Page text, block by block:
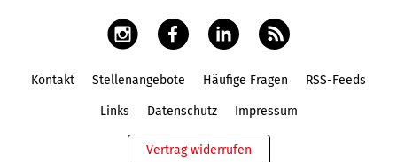
Kontakt Stellenangebote Häufige Fragen RSS-Feeds
Links Datenschutz Impressum
Vertrag widerrufen